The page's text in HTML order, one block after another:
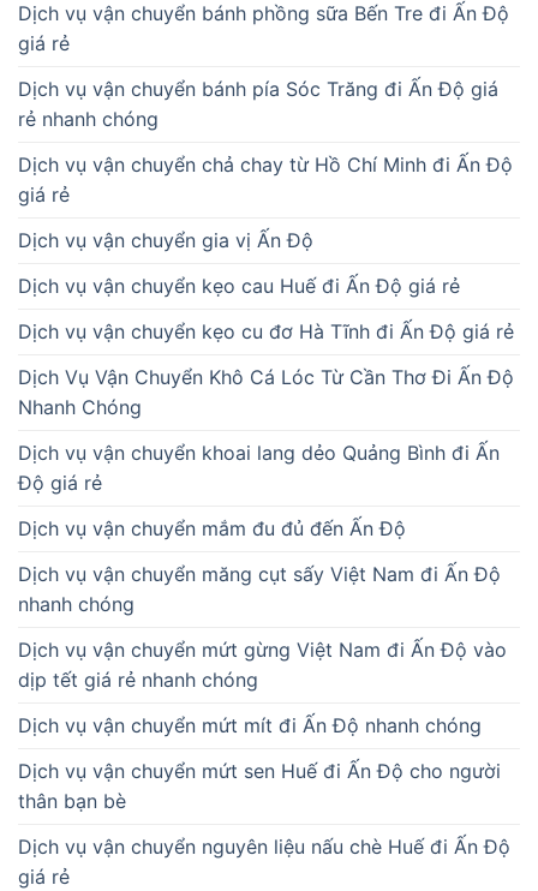
Dịch vụ vận chuyển bánh phồng sữa Bến Tre đi Ấn Độ
giá rẻ
Dịch vụ vận chuyển bánh pía Sóc Trăng đi Ấn Độ giá
rẻ nhanh chóng
Dịch vụ vận chuyển chả chay từ Hồ Chí Minh đi Ấn Độ
giá rẻ
Dịch vụ vận chuyển gia vị Ấn Độ
Dịch vụ vận chuyển kẹo cau Huế đi Ấn Độ giá rẻ
Dịch vụ vận chuyển kẹo cu đơ Hà Tĩnh đi Ấn Độ giá rẻ
Dịch Vụ Vận Chuyển Khô Cá Lóc Từ Cần Thơ Đi Ấn Độ
Nhanh Chóng
Dịch vụ vận chuyển khoai lang dẻo Quảng Bình đi Ấn
Độ giá rẻ
Dịch vụ vận chuyển mắm đu đủ đến Ấn Độ
Dịch vụ vận chuyển măng cụt sấy Việt Nam đi Ấn Độ
nhanh chóng
Dịch vụ vận chuyển mứt gừng Việt Nam đi Ấn Độ vào
dịp tết giá rẻ nhanh chóng
Dịch vụ vận chuyển mứt mít đi Ấn Độ nhanh chóng
Dịch vụ vận chuyển mứt sen Huế đi Ấn Độ cho người
thân bạn bè
Dịch vụ vận chuyển nguyên liệu nấu chè Huế đi Ấn Độ
giá rẻ